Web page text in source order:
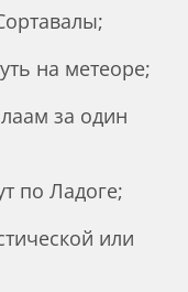
на метеоре;
за один
по Ладоге;
или